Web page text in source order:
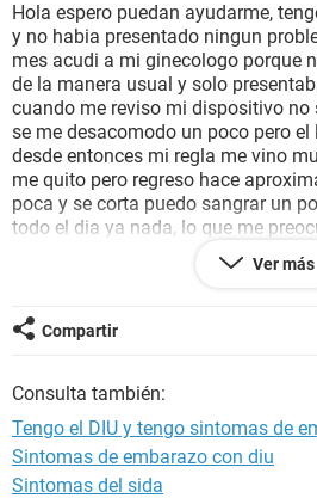
BIENESTAR
SEXUALIDAD
GLOSARIO
Hola espero puedan ayudarme,
y no habia presentado ningun
mes acudi a mi ginecologo porque
de la manera usual y solo
cuando me reviso mi dispositivo no
se me desacomodo un poco pero
desde entonces mi regla me vino
me quito pero regreso hace
poca y se corta puedo sangrar un
todo el dia ya nada, lo que me
sintomas muy raros, mis pechos
grandes, no he podido comer
siento agitada, he querido pensar
pero ya tengo mas de la semana,
Gracias espero de verdad puedan
Saludos
Ver más
Compartir
Consulta también:
Tengo el DIU y tengo sintomas de
Sintomas de embarazo con diu
Sintomas del sida